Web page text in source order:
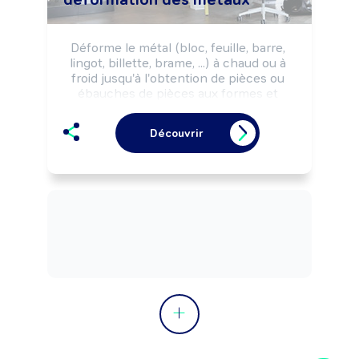
Déforme le métal (bloc, feuille, barre,
lingot, billette, brame, ...) à chaud ou à
froid jusqu'à l'obtention de pièces ou
ébauches de pièces aux formes et
couronne, tôle, ...). Utilise des
équipements semi-automatiques ou
automatiques, selon les règles de
Peut coordonner une équipe.
Découvrir